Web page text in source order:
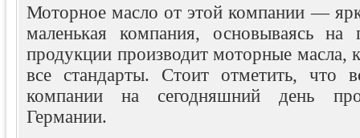
Моторное масло от этой компании —
маленькая компания, основываясь на
продукции производит моторные масла,
все стандарты. Стоит отметить, что
компании на сегодняшний день
Германии.